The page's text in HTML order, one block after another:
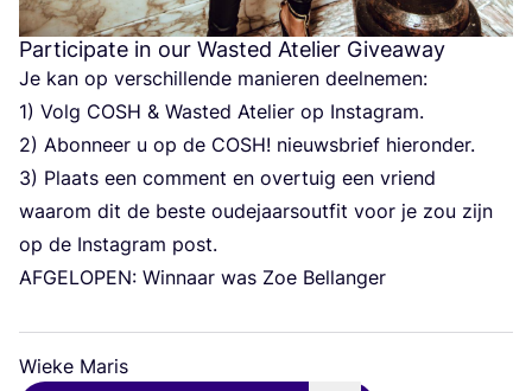
Participate in our Wasted Atelier Giveaway
Je kan op ver­schil­len­de manie­ren deelnemen:
1) Volg COSH & Wasted Ate­lier op Instagram.
2) Abon­neer u op de COSH! nieuws­brief hieronder.
3) Plaats een com­ment en over­tuig een vriend
waar­om dit de bes­te oude­jaarsout­fit voor je zou zijn
op de Inst­agram post.
AFGE­LO­PEN: Win­naar was Zoe Bellanger
Wieke Maris